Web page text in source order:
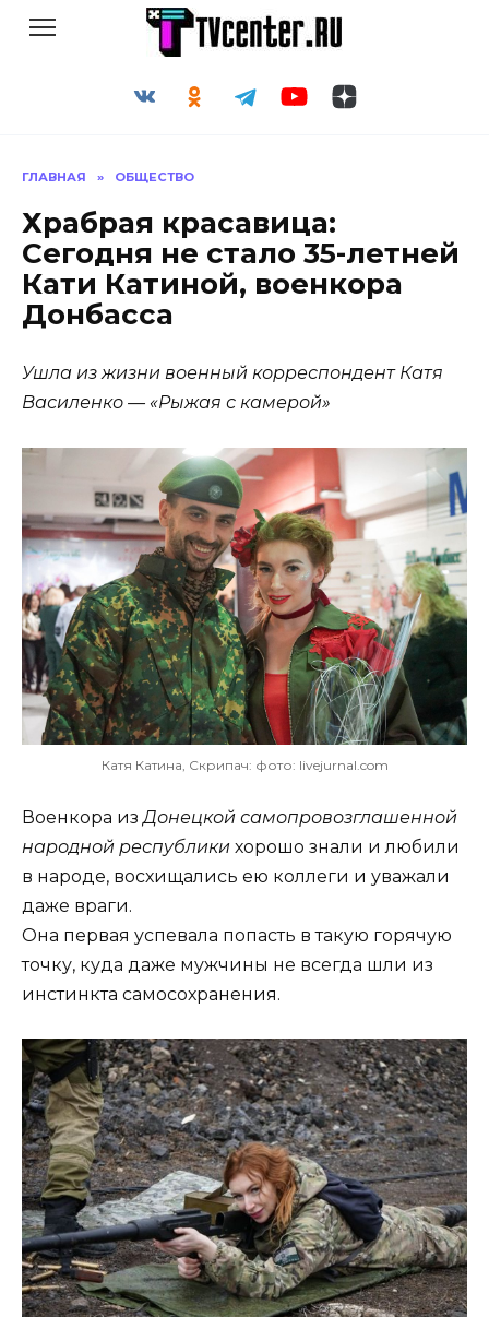
ГЛАВНАЯ » ОБЩЕСТВО
Храбрая красавица:
Сегодня не стало 35-летней
Кати Катиной, военкора
Донбасса
Ушла из жизни военный корреспондент Катя
Василенко — «Рыжая с камерой»
Катя Катина, Скрипач: фото: livejurnal.com
Военкора из Донецкой самопровозглашенной
народной республики хорошо знали и любили
в народе, восхищались ею коллеги и уважали
даже враги.
Она первая успевала попасть в такую горячую
точку, куда даже мужчины не всегда шли из
инстинкта самосохранения.